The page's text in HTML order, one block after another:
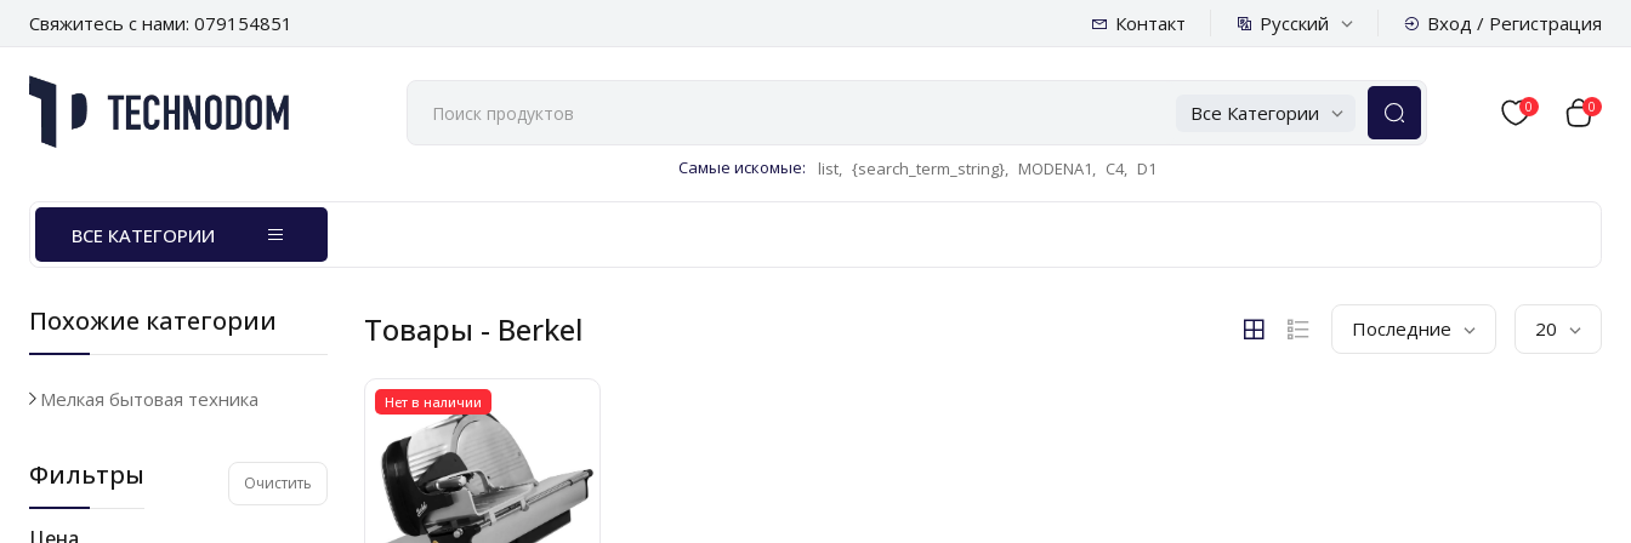
Свяжитесь с нами: 079154851 Контакт Русский Вход / Регистрация
Все Категории
Самые искомые: list, {search_term_string}, MODENA1, C4, D1
0 0
ВСЕ КАТЕГОРИИ
Похожие категории
Мелкая бытовая техника
Фильтры Очистить
Товары - Berkel Последние 20
Нет в наличии